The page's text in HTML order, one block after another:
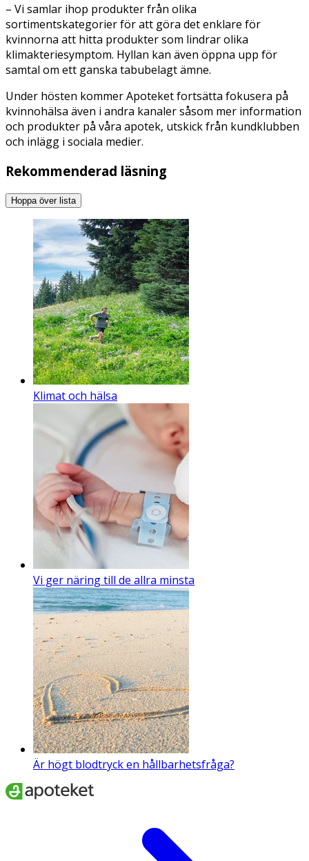
– Vi samlar ihop produkter från olika
sortimentskategorier för att göra det enklare för
kvinnorna att hitta produkter som lindrar olika
klimakteriesymptom. Hyllan kan även öppna upp för
samtal om ett ganska tabubelagt ämne.
Under hösten kommer Apoteket fortsätta fokusera på
kvinnohälsa även i andra kanaler såsom mer information
och produkter på våra apotek, utskick från kundklubben
och inlägg i sociala medier.
Rekommenderad läsning
Hoppa över lista
Klimat och hälsa
Vi ger näring till de allra minsta
Är högt blodtryck en hållbarhetsfråga?